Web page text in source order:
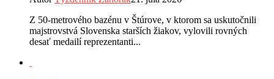
Z 50-metrového bazénu v Štúrove, v ktorom sa uskutočnili
majstrovstvá Slovenska starších žiakov, vylovili rovných
desať medailí reprezentanti...